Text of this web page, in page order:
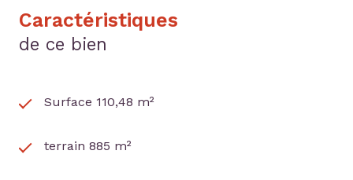
Caractéristiques
de ce bien
Surface 110,48 m²
terrain 885 m²